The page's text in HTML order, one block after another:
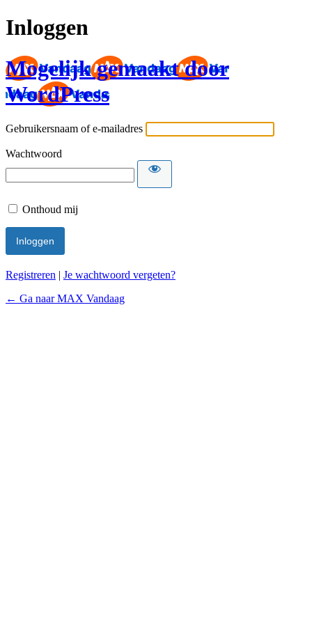
Inloggen
Mogelijk gemaakt door
WordPress
Gebruikersnaam of e-mailadres
Wachtwoord
Onthoud mij
Registreren | Je wachtwoord vergeten?
← Ga naar MAX Vandaag